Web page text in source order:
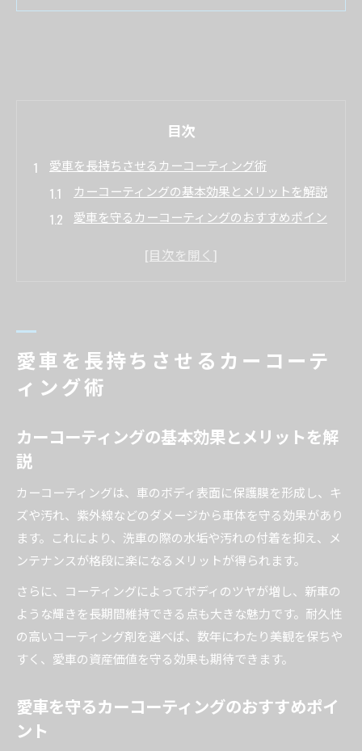
目次
愛車を長持ちさせるカーコーティング術
カーコーティングの基本効果とメリットを解説
愛車を守るカーコーティングのおすすめポイン
耐久性に優れたカーコーティングの選び方
ツヤ重視のカーコーティング選び方解説
ツヤ重視で選ぶカーコーティングの種類と違い
黒い車におすすめのカーコーティング剤とは
向
ツヤと耐久性を両立するコーティングの選定法
プロが語る失敗しないカーコーティングの極意
プロ直伝カーコーティング失敗回避の心得
カーコーティングおすすめ業者選びの注意点
自分でできるカーコーティングとプロ施工の違
い
最強コーティング剤選びのプロ視点とは
耐久性で選ぶおすすめカーコーティング事情
愛車を長持ちさせるカーコーテ
ィング術
カーコーティングの基本効果とメリットを解
説
カーコーティングは、車のボディ表面に保護膜を形成し、キ
ズや汚れ、紫外線などのダメージから車体を守る効果があり
ます。これにより、洗車の際の水垢や汚れの付着を抑え、メ
ンテナンスが格段に楽になるメリットが得られます。
さらに、コーティングによってボディのツヤが増し、新車の
ような輝きを長期間維持できる点も大きな魅力です。耐久性
の高いコーティング剤を選べば、数年にわたり美観を保ちや
すく、愛車の資産価値を守る効果も期待できます。
愛車を守るカーコーティングのおすすめポイ
ント